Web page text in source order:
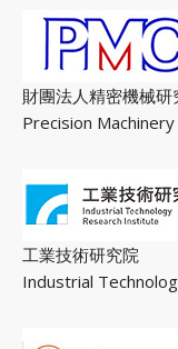
財團法人精密機械
Precision
工業技術研究院
Industrial